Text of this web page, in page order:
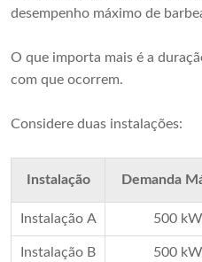
desempenho máximo de
O que importa mais é a
com que ocorrem.
Considere duas instalações:
Instalação Demanda
Instalação A 500 kW
Instalação B 500 kW